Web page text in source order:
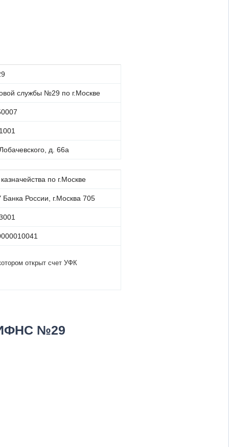
службы №29 по г.Москве
д. 66а
по г.Москве
России, г.Москва 705
открыт счет УФК
№29